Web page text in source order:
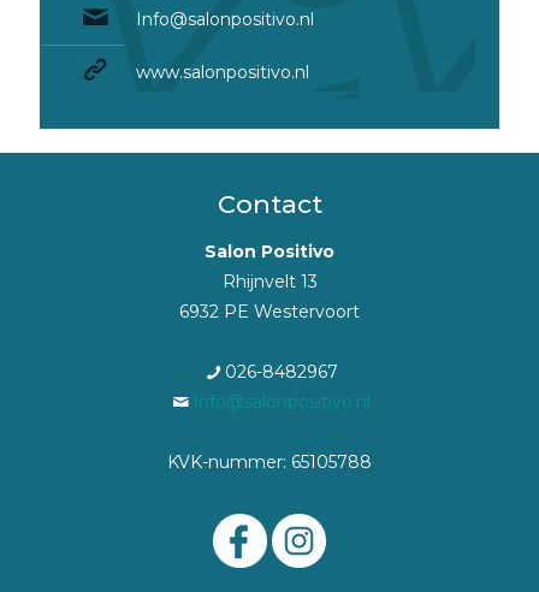
Info@salonpositivo.nl
www.salonpositivo.nl
Contact
Salon Positivo
Rhijnvelt 13
6932 PE Westervoort
026-8482967
Info@salonpositivo.nl
KVK-nummer: 65105788